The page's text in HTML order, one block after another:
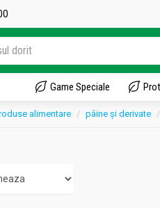
Game Speciale
alimentare pâine și derivate